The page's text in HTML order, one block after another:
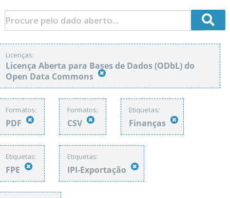
Licenças:
Licença Aberta para Bases de Dados (ODbL) do
Open Data Commons
Formatos:
PDF
Formatos:
CSV
Etiquetas:
Finanças
Etiquetas:
FPE
Etiquetas:
IPI-Exportação